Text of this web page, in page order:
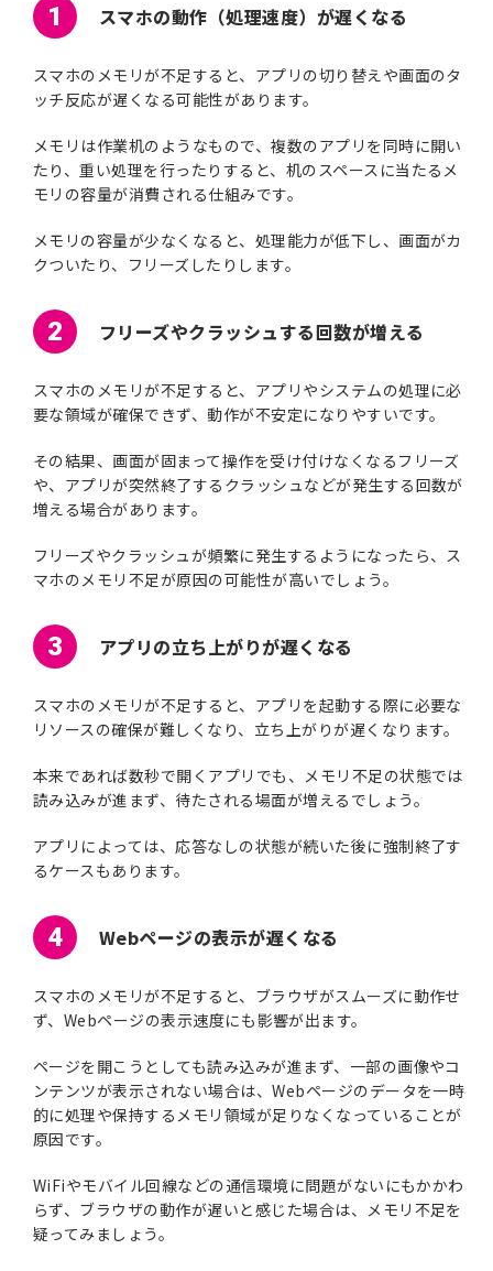
1 スマホの動作（処理速度）が遅くなる
スマホのメモリが不足すると、アプリの切り替えや画面のタ
ッチ反応が遅くなる可能性があります。
メモリは作業机のようなもので、複数のアプリを同時に開い
たり、重い処理を行ったりすると、机のスペースに当たるメ
モリの容量が消費される仕組みです。
メモリの容量が少なくなると、処理能力が低下し、画面がカ
クついたり、フリーズしたりします。
2 フリーズやクラッシュする回数が増える
スマホのメモリが不足すると、アプリやシステムの処理に必
要な領域が確保できず、動作が不安定になりやすいです。
その結果、画面が固まって操作を受け付けなくなるフリーズ
や、アプリが突然終了するクラッシュなどが発生する回数が
増える場合があります。
フリーズやクラッシュが頻繁に発生するようになったら、ス
マホのメモリ不足が原因の可能性が高いでしょう。
3 アプリの立ち上がりが遅くなる
スマホのメモリが不足すると、アプリを起動する際に必要な
リソースの確保が難しくなり、立ち上がりが遅くなります。
本来であれば数秒で開くアプリでも、メモリ不足の状態では
読み込みが進まず、待たされる場面が増えるでしょう。
アプリによっては、応答なしの状態が続いた後に強制終了す
るケースもあります。
4 Webページの表示が遅くなる
スマホのメモリが不足すると、ブラウザがスムーズに動作せ
ず、Webページの表示速度にも影響が出ます。
ページを開こうとしても読み込みが進まず、一部の画像やコ
ンテンツが表示されない場合は、Webページのデータを一時
的に処理や保持するメモリ領域が足りなくなっていることが
原因です。
WiFiやモバイル回線などの通信環境に問題がないにもかかわ
らず、ブラウザの動作が遅いと感じた場合は、メモリ不足を
疑ってみましょう。